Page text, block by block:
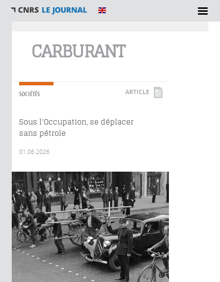
CARBURANT
SOCIÉTÉS ARTICLE
Sous l’Occupation, se déplacer
sans pétrole
01.06.2026